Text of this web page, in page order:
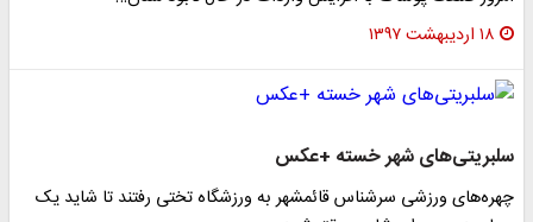
۱۸ اردیبهشت ۱۳۹۷
سلبریتی‌های شهر خسته +عکس
چهره‌های ورزشی سرشناس قائمشهر به ورزشگاه تختی رفتند تا شاید یک